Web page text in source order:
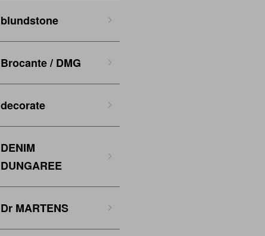
blundstone
Brocante / DMG
decorate
DENIM
DUNGAREE
Dr MARTENS